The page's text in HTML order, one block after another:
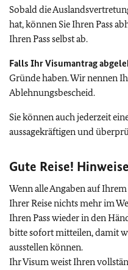
Sobald die
hat, können Sie Ihren Pass
Ihren Pass selbst ab.
Falls Ihr Visumantrag
Gründe haben. Wir nennen
Ablehnungsbescheid.
Sie können auch jederzeit
aussagekräftigen und
Gute Reise!
Wenn alle Angaben auf
Ihrer Reise nichts mehr im
Ihren Pass wieder in den
bitte sofort mitteilen, damit
ausstellen können.
Ihr Visum weist Ihren